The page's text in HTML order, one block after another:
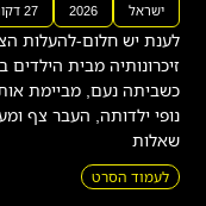
ישראל 2026 27 דקות
לענת יש חלום-להעלות
זיכרונותיה מבית הילדים
כשביתה נעם, מביימת
נופי ילדותה, העבר צף
שאלות
לעמוד הסרט